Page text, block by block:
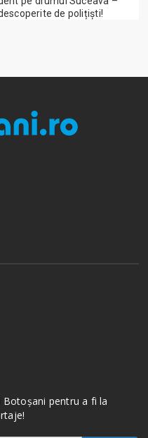
de polițiști!
pentru a fi la